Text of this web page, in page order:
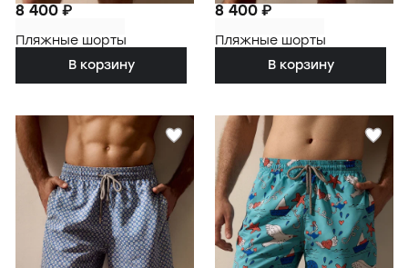
8 400 ₽
Пляжные шорты
В корзину
8 400 ₽
Пляжные шорты
В корзину